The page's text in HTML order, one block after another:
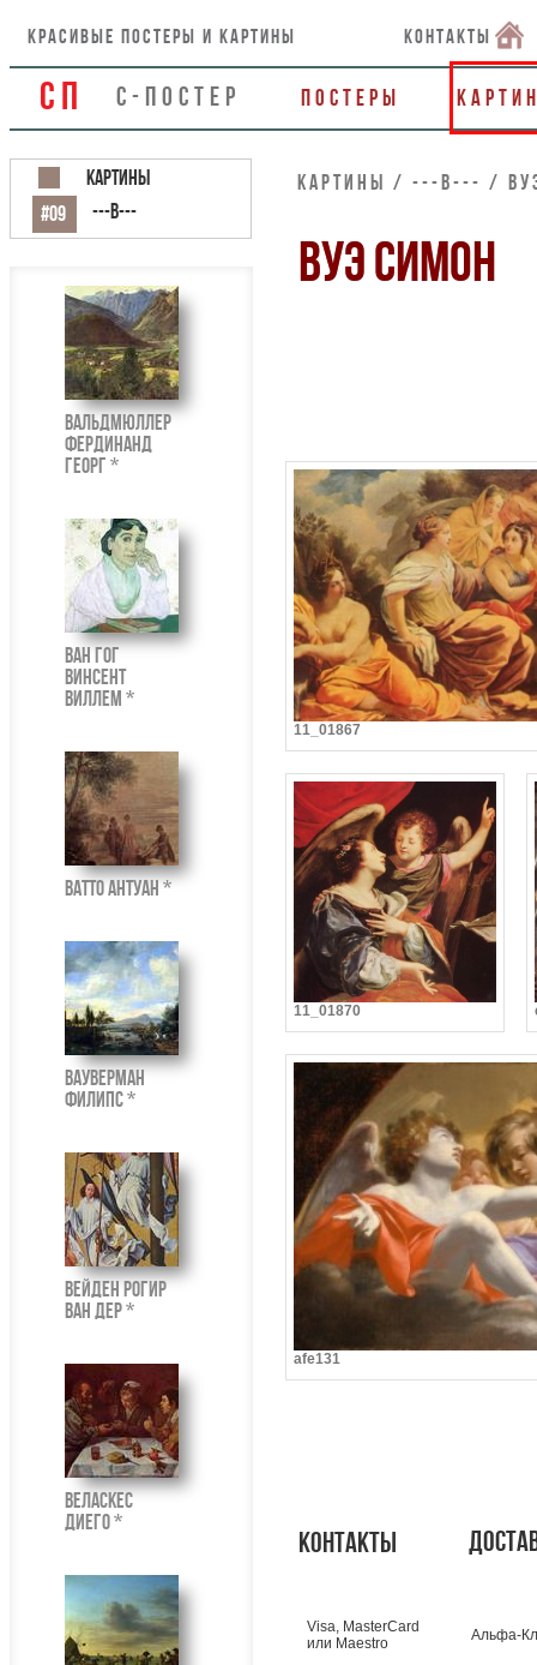
СП С-ПОСТЕР Постеры
красивые постеры и картины контакты
Вальдмюллер
Фердинанд
Георг *
Ван Гог
Винсент
Виллем *
Ватто Антуан *
Вауверман
Филипс *
Вейден Рогир
ван дер *
Веласкес
Диего *
Картины
#09
---В---
Картины / ---В--- /
ВУЭ СИМОН
11_01867
11_01870
afe131
контакты
Visa, MasterCard
или Maestro
Альфа-